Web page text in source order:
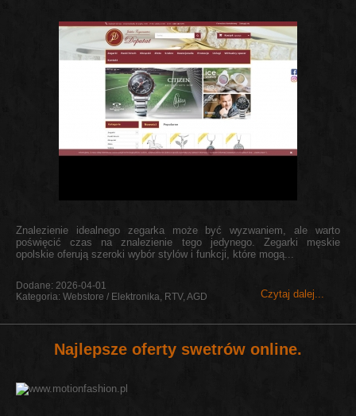
Znalezienie idealnego zegarka może być wyzwaniem, ale warto
poświęcić czas na znalezienie tego jedynego. Zegarki męskie
opolskie oferują szeroki wybór stylów i funkcji, które mogą...
Czytaj dalej...
Dodane: 2026-04-01
Kategoria: Webstore / Elektronika, RTV, AGD
Najlepsze oferty swetrów online.